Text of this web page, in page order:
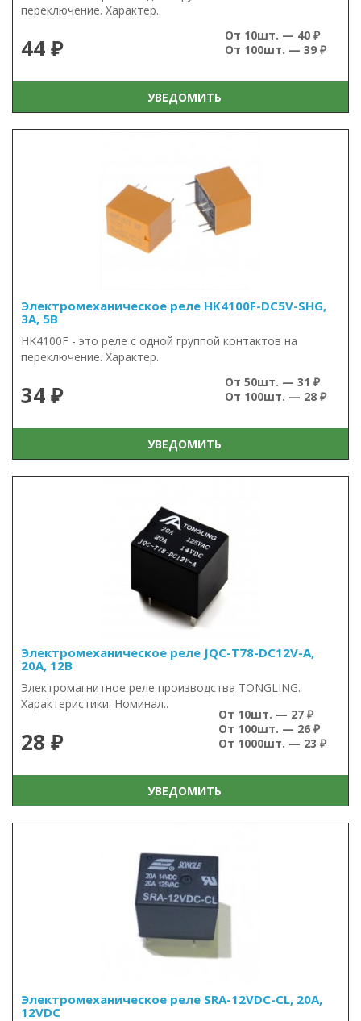
переключение. Характер..
44 ₽
От 10шт. — 40 ₽
От 100шт. — 39 ₽
УВЕДОМИТЬ
Электромеханическое реле HK4100F-DC5V-SHG,
3А, 5В
HK4100F - это реле с одной группой контактов на
переключение. Характер..
34 ₽
От 50шт. — 31 ₽
От 100шт. — 28 ₽
УВЕДОМИТЬ
Электромеханическое реле JQC-T78-DC12V-A,
20А, 12В
Электромагнитное реле производства TONGLING.
Характеристики: Номинал..
28 ₽
От 10шт. — 27 ₽
От 100шт. — 26 ₽
От 1000шт. — 23 ₽
УВЕДОМИТЬ
Электромеханическое реле SRA-12VDC-CL, 20А,
12VDC